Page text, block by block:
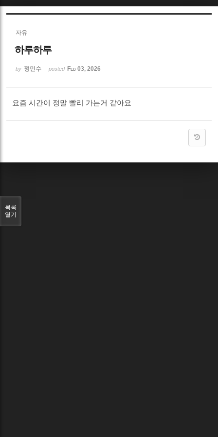
자유
하루하루
by 정민수 posted Feb 03, 2026
요즘 시간이 정말 빨리 가는거 같아요
목록
열기
Sketchbook5, 스케치북5
Sketchbook5, 스케치북5